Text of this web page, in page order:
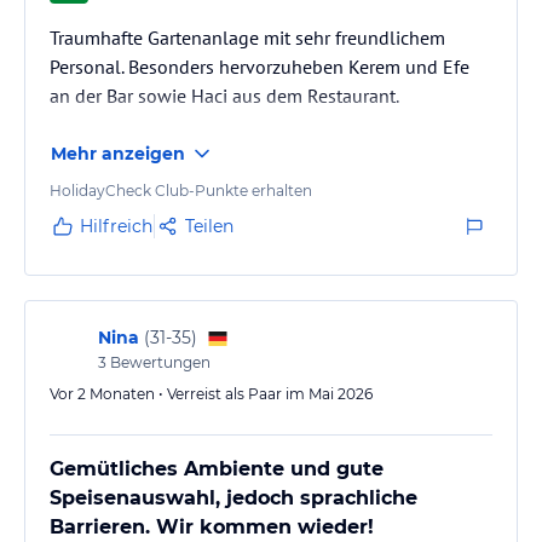
Sport und Unterhaltung
Von Romantik bis Abenteuer: Jedes Detail ist für den ultimativen
Kurzurlaub im Martı Myra gedacht.
Bleiben Sie fit mit individuellem Training, Yoga-Kursen und
Yoga Zen Urlaub
vollkommene Ruhe.
Tennisurlaub für Kinder
Lassen Sie die Kinder beim Tennisspielen Spaß haben und
gleichzeitig lernen und spielen.
Umgeben von der natürlichen Schönheit der Kiefernwälder von
Tekirova und eingebettet in die unberührte Mittelmeerküste,
schafft Martı Myra seit 1988 Momente, die von Bedeutung sind.
Wie kein anderes Resort fängt es die Essenz von Natur, Geschichte
Traumhafte Gartenanlage mit sehr freundlichem
Personal. Besonders hervorzuheben Kerem und Efe
an der Bar sowie Haci aus dem Restaurant.
Mehr anzeigen
HolidayCheck Club-Punkte erhalten
Hilfreich Teilen
Nina (31-35)
3 Bewertungen
Vor 2 Monaten • Verreist als Paar im Mai 2026
Gemütliches Ambiente und gute
Speisenauswahl, jedoch sprachliche
Barrieren. Wir kommen wieder!